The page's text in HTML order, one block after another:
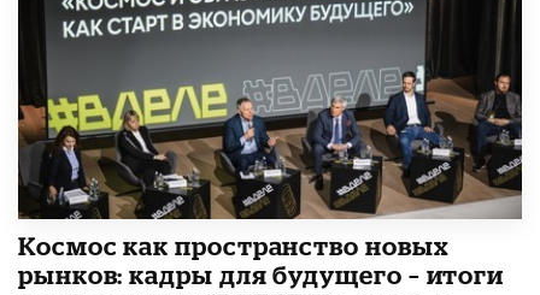
Космос как пространство новых
рынков: кадры для будущего – итоги